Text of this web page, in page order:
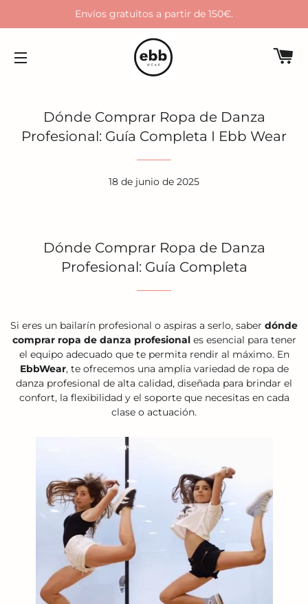
Envíos gratuitos a partir de 150€.
Dónde Comprar Ropa de Danza
Profesional: Guía Completa I Ebb Wear
18 de junio de 2025
Dónde Comprar Ropa de Danza
Profesional: Guía Completa
Si eres un bailarín profesional o aspiras a serlo, saber dónde
comprar ropa de danza profesionales esencial para tener
el equipo adecuado que te permita rendir al máximo. En
EbbWear, te ofrecemos una amplia variedad de ropa de
danza profesional de alta calidad, diseñada para brindar el
confort, la flexibilidad y el soporte que necesitas en cada
clase o actuación.